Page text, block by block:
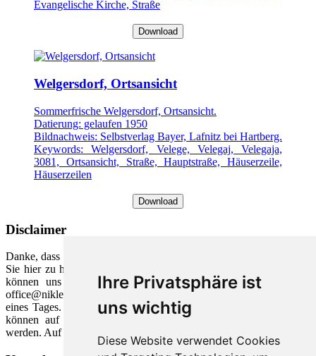
Ihre Privatsphäre ist
uns wichtig
Diese Website verwendet Cookies
Evangelische Kirche, Straße
Download
Welgersdorf, Ortsansicht
Sommerfrische Welgersdorf, Ortsansicht.
Datierung: gelaufen 1950
Bildnachweis: Selbstverlag Bayer, Lafnitz bei Hartberg.
Keywords: Welgersdorf, Velege, Velegaj, Velegaja,
3081, Ortsansicht, Straße, Hauptstraße, Häuserzeile,
Häuserzeilen
Download
Disclaimer
Danke, dass Sie unsere Webseite ausgewählt haben. Wir freuen uns,
Sie hier zu haben und möchten unser Wissen mit Ihnen teilen. Sie
können uns gerne zu verschiedenen Themen unter der Email
office@nikles.net schreiben. Wir ant­worten in der Regel innerhalb
eines Tages. Die meisten Bilddateien sind aus eigener Quelle und
können auf Anfrage kostenlos für eigene Webseiten verwendet
werden. Auf Wunsch auch in höherer Auflösung.